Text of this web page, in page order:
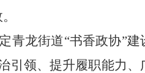
青龙街道“书香政协”建
引领、提升履职能力、